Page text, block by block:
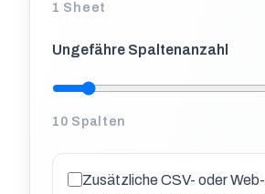
1 Sheet
Ungefähre Spaltenanzahl
10 Spalten
Zusätzliche CSV- oder Web-